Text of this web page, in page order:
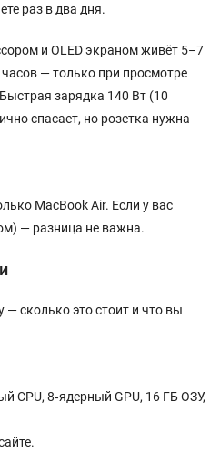
раз в два дня.
и OLED экраном живёт 5–7
— только при просмотре
зарядка 140 Вт (10
спасает, но розетка нужна
MacBook Air. Если у вас
— разница не важна.
— сколько это стоит и что вы
CPU, 8‑ядерный GPU, 16 ГБ ОЗУ,